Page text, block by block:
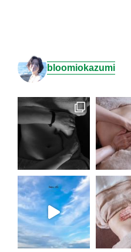
bloomiokazumi